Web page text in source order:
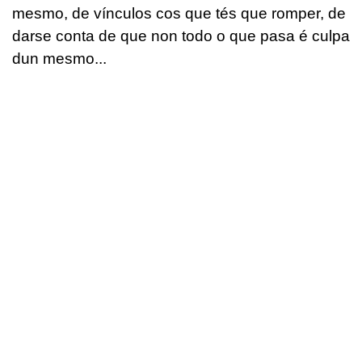
mesmo, de vínculos cos que tés que romper, de
darse conta de que non todo o que pasa é culpa
dun mesmo...